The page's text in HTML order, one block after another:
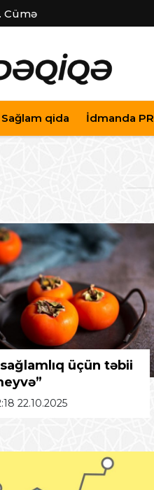
Cümə
Sağlam qida İdmanda PR
üçün təbii
22.10.2025